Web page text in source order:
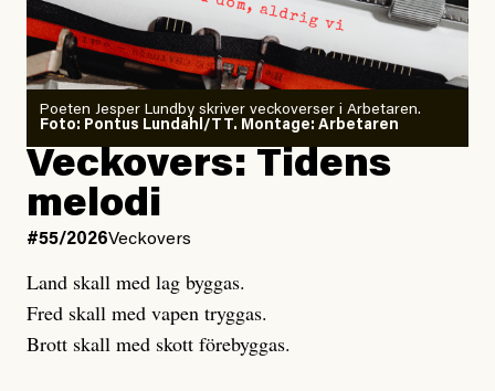
granskar vänstern
Publicerad6 August, 2026
Uppdaterad7 August, 2026
Joel Kellgren
Publicerad3 August, 2026
Uppdaterad3 August, 2026
Poeten Jesper Lundby skriver veckoverser i Arbetaren.
Foto: Pontus Lundahl/TT. Montage: Arbetaren
Veckovers: Tidens
melodi
#55/2026Veckovers
Land skall med lag byggas.
Fred skall med vapen tryggas.
Brott skall med skott förebyggas.